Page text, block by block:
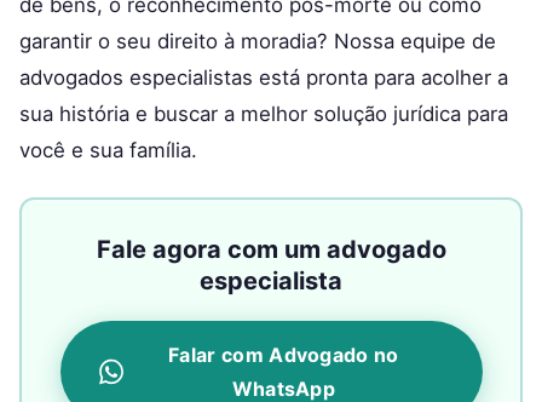
de bens, o reconhecimento pós-morte ou como
garantir o seu direito à moradia? Nossa equipe de
advogados especialistas está pronta para acolher a
sua história e buscar a melhor solução jurídica para
você e sua família.
Fale agora com um advogado
especialista
Falar com Advogado no
WhatsApp